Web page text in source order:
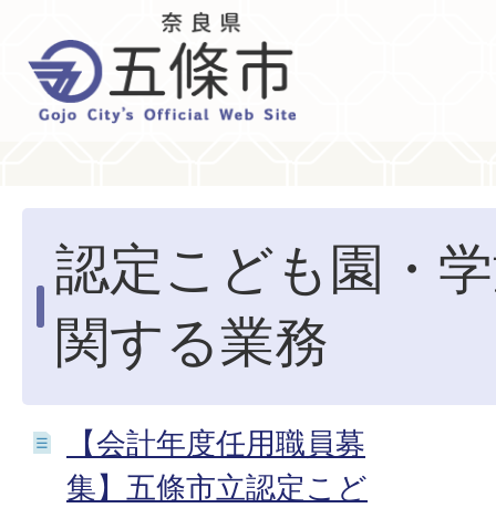
認定こども園・
関する業務
【会計年度任用職員募
集】五條市立認定こど